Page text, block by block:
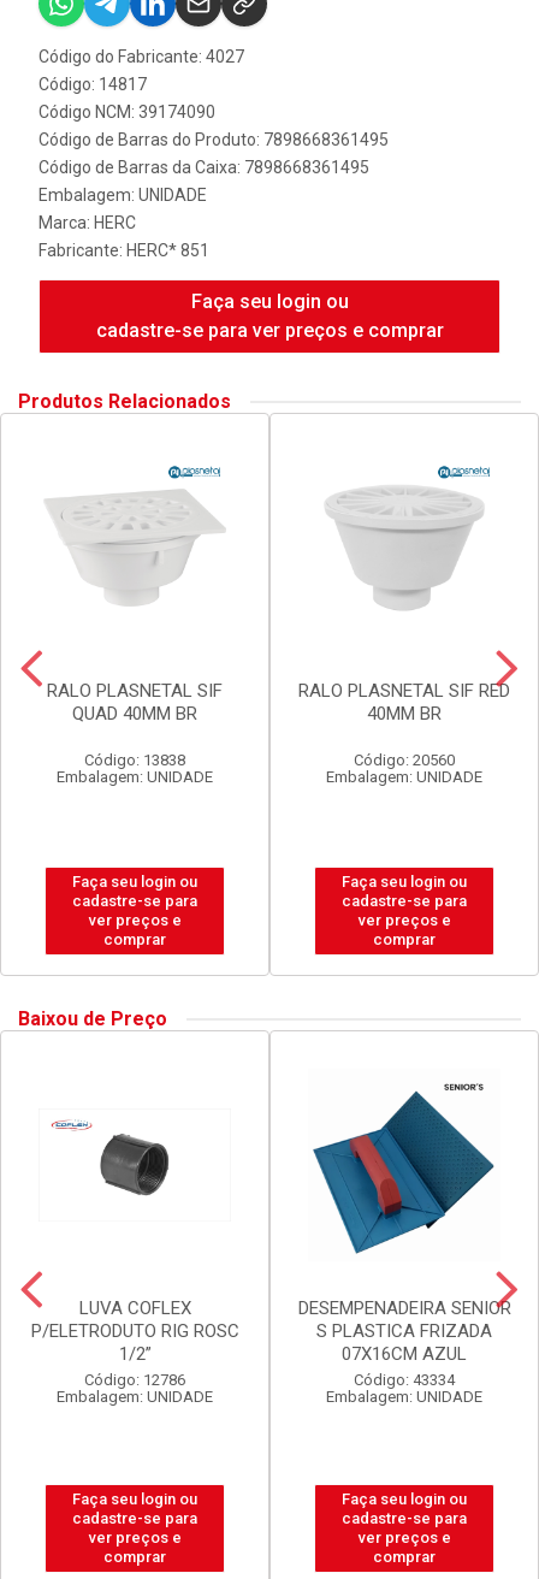
Código do Fabricante: 4027
Código: 14817
Código NCM: 39174090
Código de Barras do Produto: 7898668361495
Código de Barras da Caixa: 7898668361495
Embalagem: UNIDADE
Marca: HERC
Fabricante: HERC* 851
Faça seu login ou
cadastre-se para ver preços e comprar
Produtos Relacionados
RALO PLASNETAL SIF
QUAD 40MM BR
Código: 13838
Embalagem: UNIDADE
Faça seu login ou
cadastre-se para
ver preços e
comprar
RALO PLASNETAL SIF RED
40MM BR
Código: 20560
Embalagem: UNIDADE
Faça seu login ou
cadastre-se para
ver preços e
comprar
Baixou de Preço
LUVA COFLEX
P/ELETRODUTO RIG ROSC
1/2”
Código: 12786
Embalagem: UNIDADE
Faça seu login ou
cadastre-se para
ver preços e
comprar
DESEMPENADEIRA SENIOR
S PLASTICA FRIZADA
07X16CM AZUL
Código: 43334
Embalagem: UNIDADE
Faça seu login ou
cadastre-se para
ver preços e
comprar